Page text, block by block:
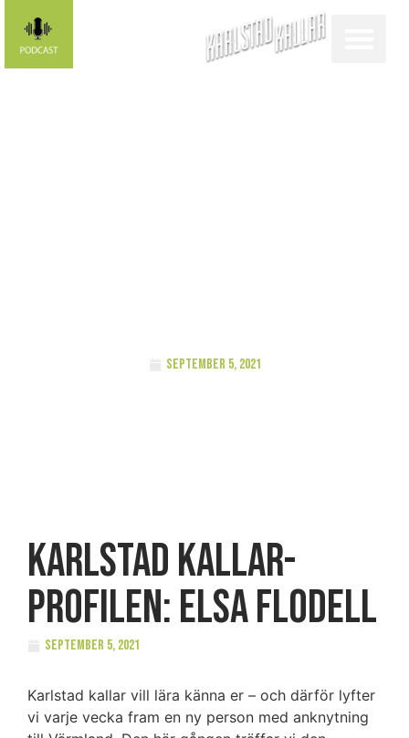
september 5, 2021
Karlstad kallar-
profilen: Elsa Flodell
september 5, 2021
Karlstad kallar vill lära känna er – och därför lyfter
vi varje vecka fram en ny person med anknytning